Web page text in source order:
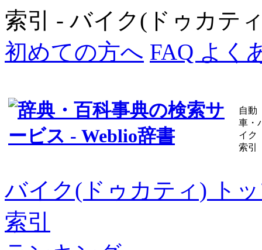
索引 - バイク(ドゥカテ
初めての方へ FAQ よく
自動
車・
イク
索引
バイク(ドゥカティ) ト
索引